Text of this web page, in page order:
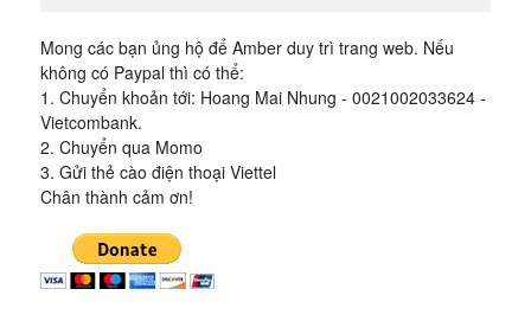
Mong các bạn ủng hộ để Amber duy trì trang web. Nếu
không có Paypal thì có thể:
1. Chuyển khoản tới: Hoang Mai Nhung - 0021002033624 -
Vietcombank.
2. Chuyển qua Momo
3. Gửi thẻ cào điện thoại Viettel
Chân thành cảm ơn!